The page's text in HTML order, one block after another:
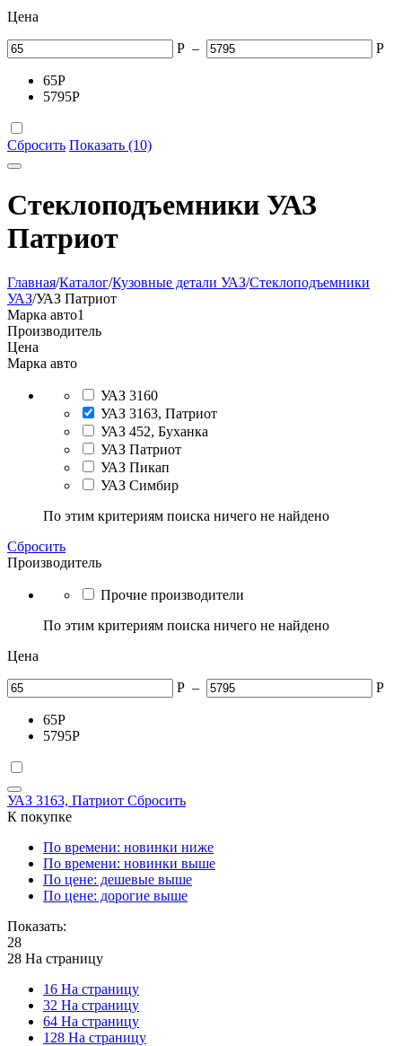
Цена
Р – Р
65Р
5795Р
Сбросить Показать (10)
Стеклоподъемники УАЗ
Патриот
Главная/Каталог/Кузовные детали УАЗ/Стеклоподъемники
УАЗ/УАЗ Патриот
Марка авто1
Производитель
Цена
Марка авто
УАЗ 3160
УАЗ 3163, Патриот
УАЗ 452, Буханка
УАЗ Патриот
УАЗ Пикап
УАЗ Симбир
По этим критериям поиска ничего не найдено
Сбросить
Производитель
Прочие производители
По этим критериям поиска ничего не найдено
Цена
Р – Р
65Р
5795Р
УАЗ 3163, Патриот Сбросить
К покупке
По времени: новинки ниже
По времени: новинки выше
По цене: дешевые выше
По цене: дорогие выше
Показать:
28
28 На страницу
16 На страницу
32 На страницу
64 На страницу
128 На страницу